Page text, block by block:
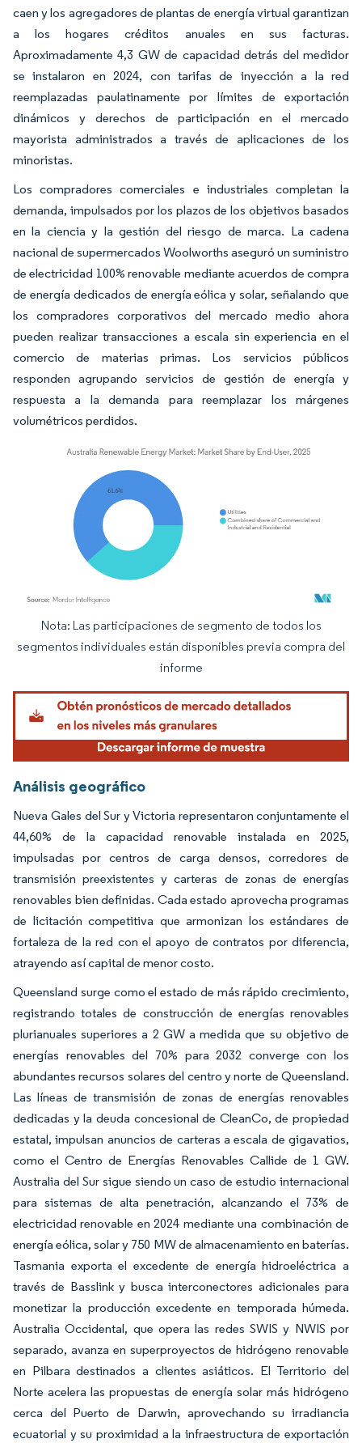
caen y los agregadores de plantas de energía virtual garantizan
a los hogares créditos anuales en sus facturas.
Aproximadamente 4,3 GW de capacidad detrás del medidor
se instalaron en 2024, con tarifas de inyección a la red
reemplazadas paulatinamente por límites de exportación
dinámicos y derechos de participación en el mercado
mayorista administrados a través de aplicaciones de los
minoristas.
Los compradores comerciales e industriales completan la
demanda, impulsados por los plazos de los objetivos basados
en la ciencia y la gestión del riesgo de marca. La cadena
nacional de supermercados Woolworths aseguró un suministro
de electricidad 100% renovable mediante acuerdos de compra
de energía dedicados de energía eólica y solar, señalando que
los compradores corporativos del mercado medio ahora
pueden realizar transacciones a escala sin experiencia en el
comercio de materias primas. Los servicios públicos
responden agrupando servicios de gestión de energía y
respuesta a la demanda para reemplazar los márgenes
volumétricos perdidos.
Imagen © Mordor Intelligence. El uso requiere atribución según CC BY 4.0.
Nota: Las participaciones de segmento de todos los
segmentos individuales están disponibles previa compra del
informe
Análisis geográfico
Nueva Gales del Sur y Victoria representaron conjuntamente el
44,60% de la capacidad renovable instalada en 2025,
impulsadas por centros de carga densos, corredores de
transmisión preexistentes y carteras de zonas de energías
renovables bien definidas. Cada estado aprovecha programas
de licitación competitiva que armonizan los estándares de
fortaleza de la red con el apoyo de contratos por diferencia,
atrayendo así capital de menor costo.
Queensland surge como el estado de más rápido crecimiento,
registrando totales de construcción de energías renovables
plurianuales superiores a 2 GW a medida que su objetivo de
energías renovables del 70% para 2032 converge con los
abundantes recursos solares del centro y norte de Queensland.
Las líneas de transmisión de zonas de energías renovables
dedicadas y la deuda concesional de CleanCo, de propiedad
estatal, impulsan anuncios de carteras a escala de gigavatios,
como el Centro de Energías Renovables Callide de 1 GW.
Australia del Sur sigue siendo un caso de estudio internacional
para sistemas de alta penetración, alcanzando el 73% de
electricidad renovable en 2024 mediante una combinación de
energía eólica, solar y 750 MW de almacenamiento en baterías.
Tasmania exporta el excedente de energía hidroeléctrica a
través de Basslink y busca interconectores adicionales para
monetizar la producción excedente en temporada húmeda.
Australia Occidental, que opera las redes SWIS y NWIS por
separado, avanza en superproyectos de hidrógeno renovable
en Pilbara destinados a clientes asiáticos. El Territorio del
Norte acelera las propuestas de energía solar más hidrógeno
cerca del Puerto de Darwin, aprovechando su irradiancia
ecuatorial y su proximidad a la infraestructura de exportación